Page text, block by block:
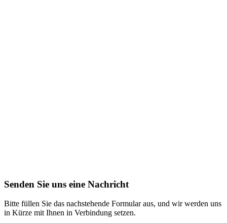
Senden Sie uns eine Nachricht
Bitte füllen Sie das nachstehende Formular aus, und wir werden uns
in Kürze mit Ihnen in Verbindung setzen.